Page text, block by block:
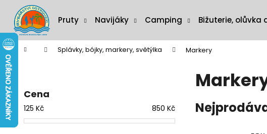
obsah
Pruty Navijáky Camping Bižuterie, olůvka
Domů Splávky, bójky, markery, světýlka Markery
Cena
125 Kč 850 Kč
š
í
k
Zpět
do
obchodu
Zpět
do
obchodu
C
o
p
o
t
ř